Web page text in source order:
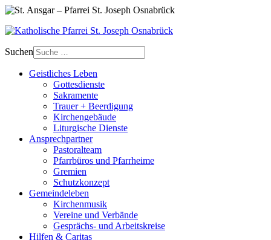
Suchen
Geistliches Leben
Gottesdienste
Sakramente
Trauer + Beerdigung
Kirchengebäude
Liturgische Dienste
Ansprech­partner
Pastoralteam
Pfarrbüros und Pfarrheime
Gremien
Schutzkonzept
Gemeinde­leben
Kirchenmusik
Vereine und Verbände
Gesprächs- und Arbeitskreise
Hilfen & Caritas